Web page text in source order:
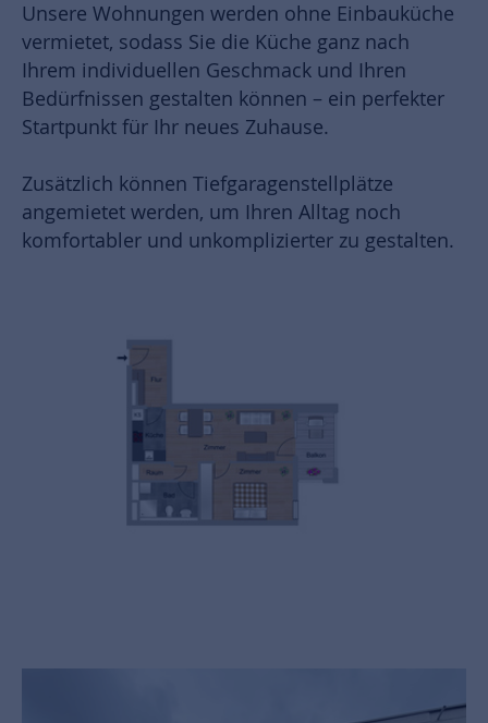
Unsere Wohnungen werden ohne Einbauküche
vermietet, sodass Sie die Küche ganz nach
Ihrem individuellen Geschmack und Ihren
Bedürfnissen gestalten können – ein perfekter
Startpunkt für Ihr neues Zuhause.
Zusätzlich können Tiefgaragenstellplätze
angemietet werden, um Ihren Alltag noch
komfortabler und unkomplizierter zu gestalten.